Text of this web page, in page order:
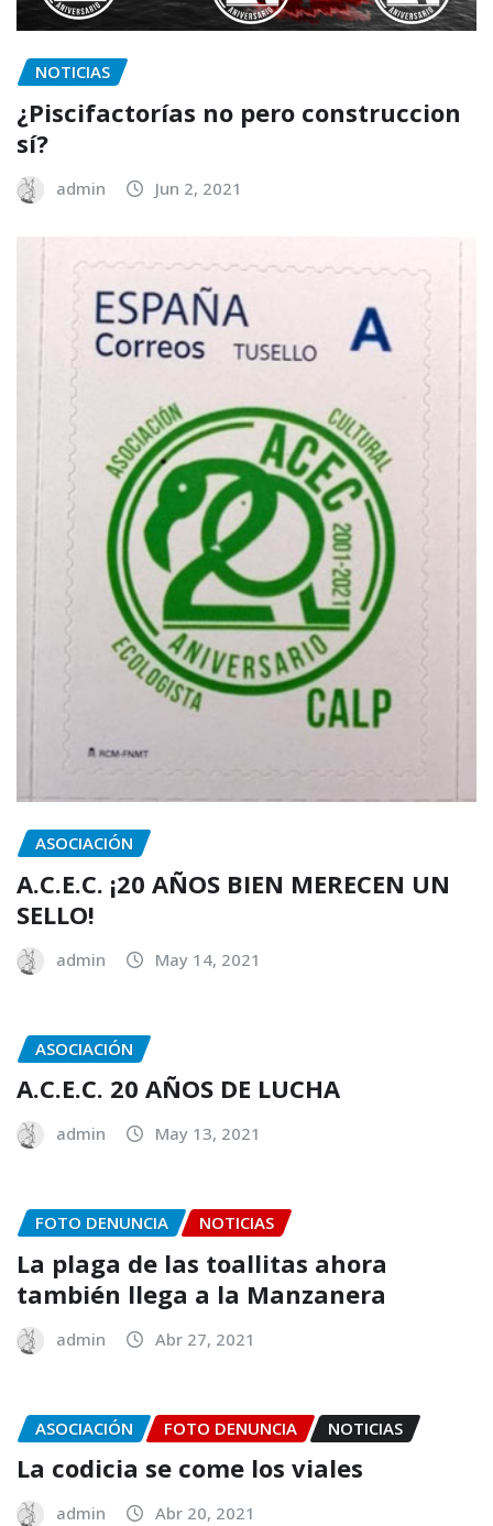
NOTICIAS
¿Piscifactorías no pero construccion
sí?
admin Jun 2, 2021
ASOCIACIÓN
A.C.E.C. ¡20 AÑOS BIEN MERECEN UN
SELLO!
admin May 14, 2021
ASOCIACIÓN
A.C.E.C. 20 AÑOS DE LUCHA
admin May 13, 2021
FOTO DENUNCIA NOTICIAS
La plaga de las toallitas ahora
también llega a la Manzanera
admin Abr 27, 2021
ASOCIACIÓN FOTO DENUNCIA NOTICIAS
La codicia se come los viales
admin Abr 20, 2021